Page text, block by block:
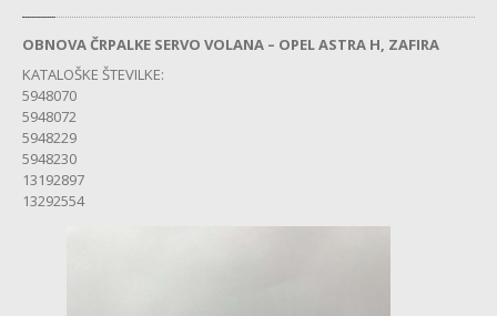
MULTIMEDIJA
PRIKAZOVALNIK
HONDA
MULTIMEDIJA
ELEKTRIKA
OBNOVA ČRPALKE SERVO VOLANA – OPEL ASTRA H, ZAFIRA
KATALOŠKE ŠTEVILKE:
5948070
5948072
5948229
5948230
13192897
13292554